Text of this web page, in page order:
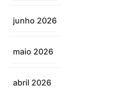
junho 2026
maio 2026
abril 2026